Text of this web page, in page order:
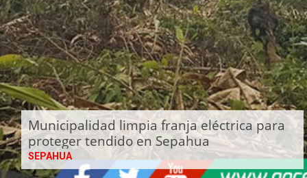
Municipalidad limpia franja eléctrica para
proteger tendido en Sepahua
SEPAHUA